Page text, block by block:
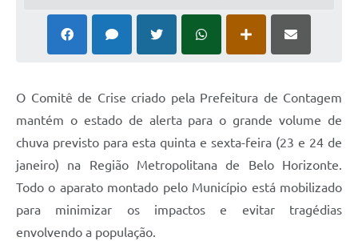
O Comitê de Crise criado pela Prefeitura de Contagem
mantém o estado de alerta para o grande volume de
chuva previsto para esta quinta e sexta-feira (23 e 24 de
janeiro) na Região Metropolitana de Belo Horizonte.
Todo o aparato montado pelo Município está mobilizado
para minimizar os impactos e evitar tragédias
envolvendo a população.